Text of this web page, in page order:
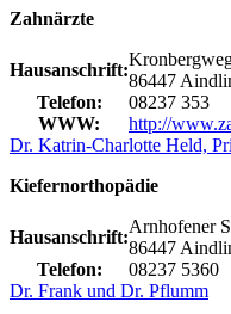
Zahnärzte
Hausanschrift:
86447
Telefon:
08237 353
WWW:
http://
Dr. Katrin-Charlotte Held,
Kiefernorthopädie
Hausanschrift:
Arnhofener
86447
Telefon:
08237 5360
Dr. Frank und Dr. Pflumm